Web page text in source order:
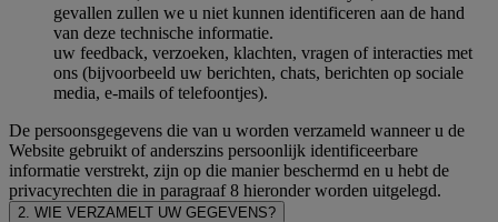
gevallen zullen we u niet kunnen identificeren aan de hand
van deze technische informatie.
uw feedback, verzoeken, klachten, vragen of interacties met
ons (bijvoorbeeld uw berichten, chats, berichten op sociale
media, e-mails of telefoontjes).
De persoonsgegevens die van u worden verzameld wanneer u de
Website gebruikt of anderszins persoonlijk identificeerbare
informatie verstrekt, zijn op die manier beschermd en u hebt de
privacyrechten die in paragraaf 8 hieronder worden uitgelegd.
2. WIE VERZAMELT UW GEGEVENS?